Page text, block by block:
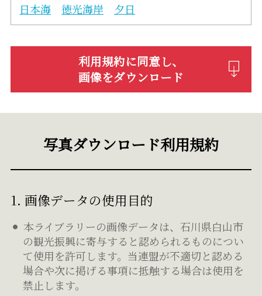
日本海 徳光海岸 夕日
利用規約に同意し、
画像をダウンロード
写真ダウンロード利用規約
1. 画像データの使用目的
本ライブラリーの画像データは、石川県白山市
の観光振興に寄与すると認められるものについ
て使用を許可します。当連盟が不適切と認める
場合や次に掲げる事項に抵触する場合は使用を
禁止します。